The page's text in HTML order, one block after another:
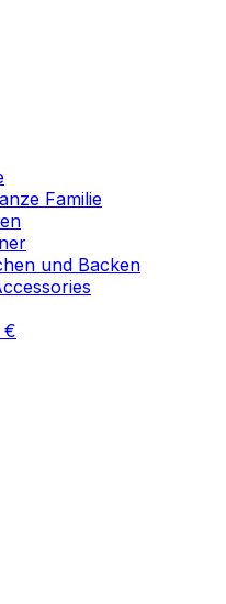
Familie
und Backen
€